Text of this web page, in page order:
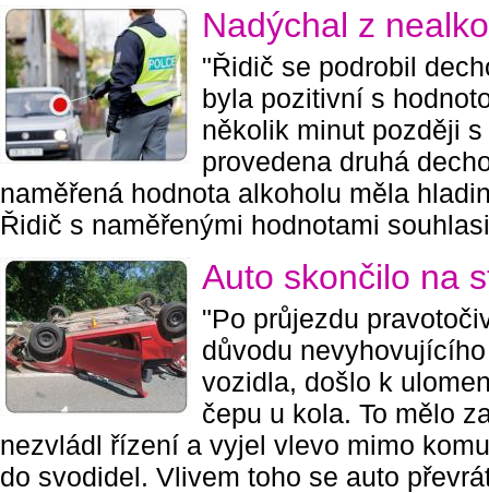
Nadýchal z
"Řidič se podrobil
byla pozitivní s
několik minut později
provedena druhá
naměřená hodnota alkoholu měla
Řidič s naměřenými hodnotami
Auto skončilo na
"Po průjezdu
důvodu
vozidla, došlo k
čepu u kola. To mělo
nezvládl řízení a vyjel vlevo mimo
do svodidel. Vlivem toho se auto